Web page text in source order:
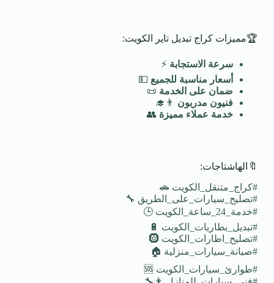
🏆مميزات كراج تبديل تاير الكويت:
سرعة الاستجابة ⚡
أسعار مناسبة للجميع 💵
ضمان على الخدمة 📜
فنيون مدربون 👨‍🎓
خدمة عملاء مميزة 👥
🔖الهاشتاجات:
#كراج_متنقل_الكويت 🚗
#تصليح_سيارات_على_الطريق 🔧
#خدمة_24_ساعة_الكويت 🕒
#تبديل_بطاريات_الكويت 🔋
#تصليح_اطارات_الكويت 🛞
#صيانة_سيارات_منزلية 🏠
#طوارئ_سيارات_الكويت 🆘